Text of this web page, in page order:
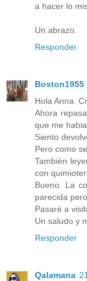
a hacer lo
Un abrazo.
Responder
Boston1955
Hola Anna.
Ahora
que me
Siento
Pero como
También
con
Bueno. La
parecida
Pasaré a
Un saludo y
Responder
Qalamana